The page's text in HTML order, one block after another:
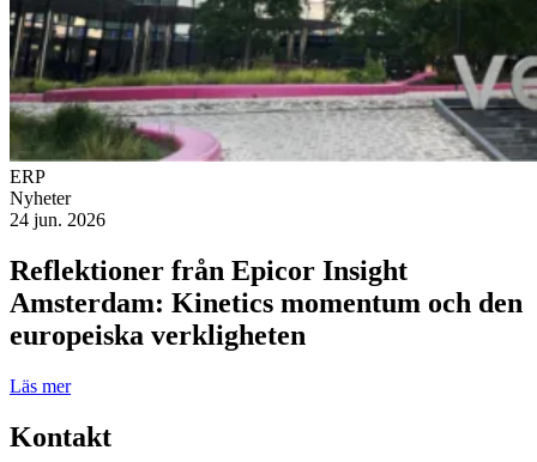
ERP
Nyheter
24 jun. 2026
Reflektioner från Epicor Insight
Amsterdam: Kinetics momentum och den
europeiska verkligheten
Läs mer
Kontakt